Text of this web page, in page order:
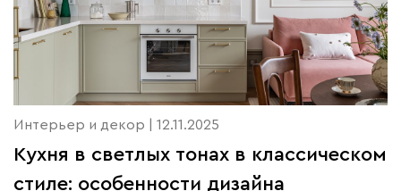
Интерьер и декор | 12.11.2025
Кухня в светлых тонах в классическом
стиле: особенности дизайна